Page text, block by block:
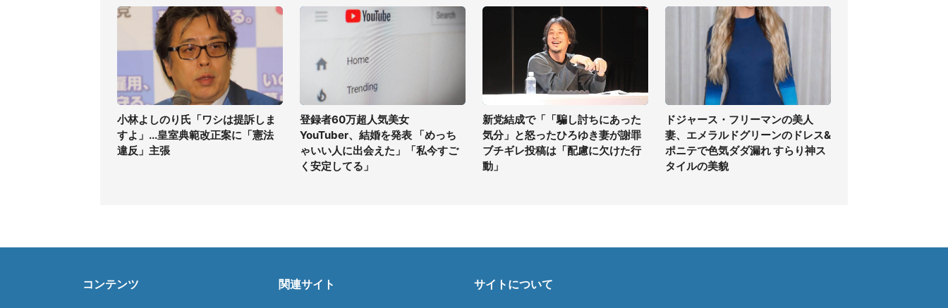
小林よしのり氏「ワシは提訴しま
すよ」...皇室典範改正案に「憲法
違反」主張
登録者60万超人気美女
YouTuber、結婚を発表 「めっち
ゃいい人に出会えた」「私今すご
く安定してる」
新党結成で「「騙し討ちにあった
気分」と怒ったひろゆき妻が謝罪
ブチギレ投稿は「配慮に欠けた行
動」
ドジャース・フリーマンの美人
妻、エメラルドグリーンのドレス&
ポニテで色気ダダ漏れ すらり神ス
タイルの美貌
コンテンツ 関連サイト サイトについて